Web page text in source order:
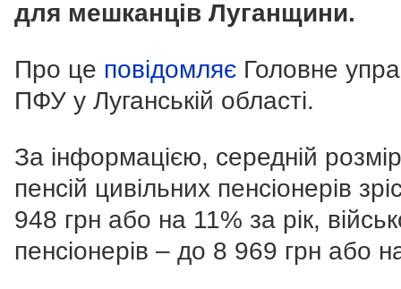
для мешканців Луганщини.
Про це повідомляє Головне
ПФУ у Луганській області.
За інформацією, середній розмір
пенсій цивільних пенсіонерів
948 грн або на 11% за рік,
пенсіонерів – до 8 969 грн або